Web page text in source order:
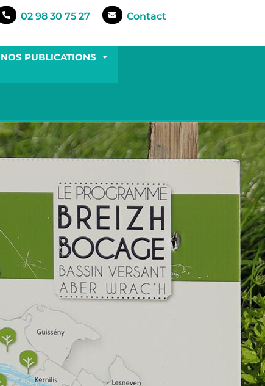
02 98 30 75 27 Contact
NOS PUBLICATIONS